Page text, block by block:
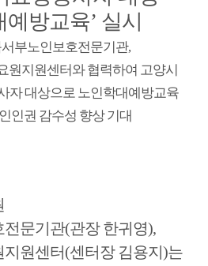
예방교육’ 실시
부노인보호전문기관,
원지원센터와 협력하여 고양시
자 대상으로 노인학대예방교육
인권 감수성 향상 기대
전문기관(관장 한귀영),
원센터(센터장 김용지 )는